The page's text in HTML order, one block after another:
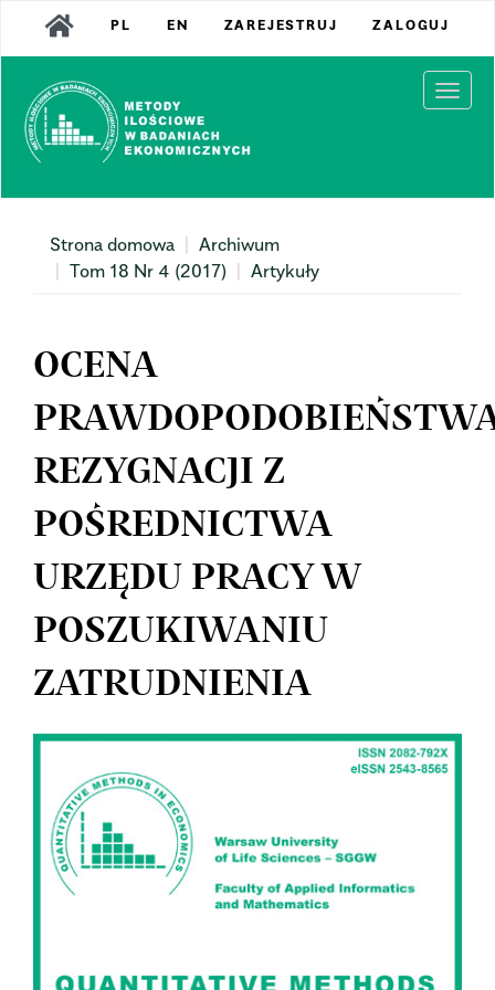
Main
Navigation
Content
Sidebar
PL EN ZAREJESTRUJ ZALOGUJ
Strona domowa
Archiwum
Tom 18 Nr 4 (2017)
Artykuły
OCENA
REZYGNACJI Z
POŚREDNICTWA
URZĘDU PRACY W
POSZUKIWANIU
ZATRUDNIENIA
Sidebar